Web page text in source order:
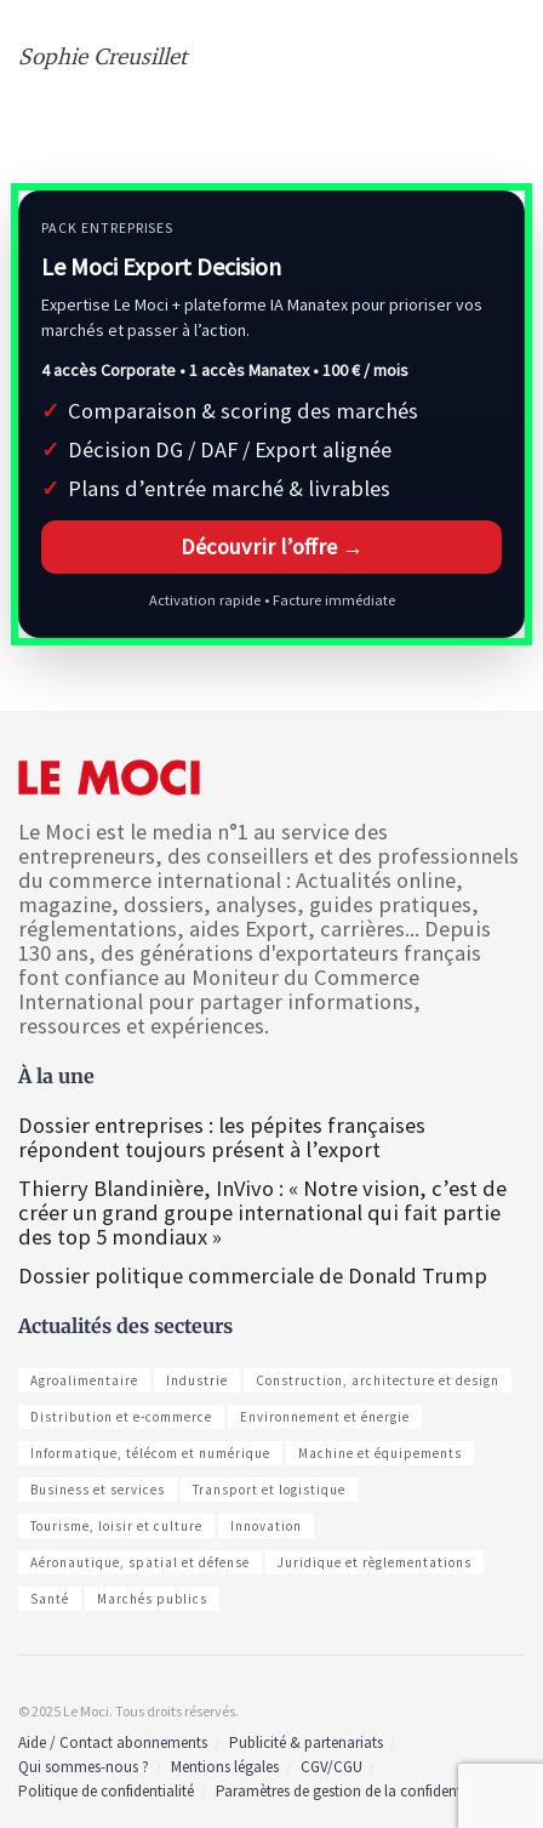
Sophie Creusillet
PACK ENTREPRISES
Le Moci Export Decision
Expertise Le Moci + plateforme IA Manatex pour prioriser vos
marchés et passer à l’action.
4 accès Corporate • 1 accès Manatex •100 € / mois
Comparaison & scoring des marchés
Décision DG / DAF / Export alignée
Plans d’entrée marché & livrables
Découvrir l’offre →
Activation rapide • Facture immédiate
Le Moci est le media n°1 au service des
entrepreneurs, des conseillers et des professionnels
du commerce international : Actualités online,
magazine, dossiers, analyses, guides pratiques,
réglementations, aides Export, carrières... Depuis
130 ans, des générations d'exportateurs français
font confiance au Moniteur du Commerce
International pour partager informations,
ressources et expériences.
À la une
Dossier entreprises : les pépites françaises
répondent toujours présent à l’export
Thierry Blandinière, InVivo : « Notre vision, c’est de
créer un grand groupe international qui fait partie
des top 5 mondiaux »
Dossier politique commerciale de Donald Trump
Actualités des secteurs
Agroalimentaire Industrie Construction, architecture et design
Distribution et e-commerce Environnement et énergie
Informatique, télécom et numérique Machine et équipements
Business et services Transport et logistique
Tourisme, loisir et culture Innovation
Aéronautique, spatial et défense Juridique et règlementations
Santé Marchés publics
© 2025 Le Moci. Tous droits réservés.
Aide / Contact abonnements
Publicité & partenariats
Qui sommes-nous ?
Mentions légales
CGV/CGU
Politique de confidentialité
Paramètres de gestion de la confidentialité